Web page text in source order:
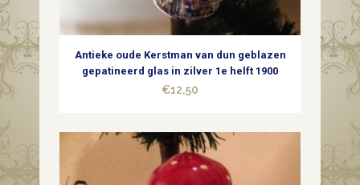
Antieke oude Kerstman van dun geblazen
gepatineerd glas in zilver 1e helft 1900
€12,50